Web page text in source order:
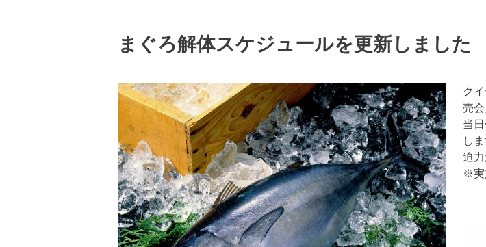
まぐろ解体スケジュールを更新しました
ク
売
当
しま
迫
※実